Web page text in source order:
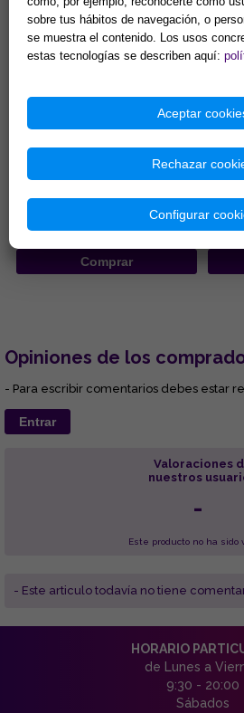
DESCUBIERTO
aprender a interpretar la
baraja completa de Marsella....
16,35 €
Comprar
Opiniones de los
- Para escribir comentarios debes estar
Entrar
Valoraciones
nuestros
-
Este producto no ha sido
- Este articulo todavía no tiene
HORARIO
de Lunes a
9:30 - 20:00
Sábados
sobre tus hábitos de navegación, o
se muestra el contenido. Los usos
estas tecnologías se describen aquí:
Aceptar
Rechazar
Configurar